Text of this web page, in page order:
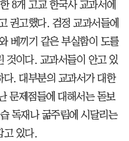
8개 고교 한국사 교과서에
권고했다. 검정 교과서들에
베끼기 같은 부실함이 도를
것이다. 교과서들이 안고 있
. 대부분의 교과서가 대한
문제점들에 대해서는 돋보
독재나 굶주림에 시달리는
고 있다.